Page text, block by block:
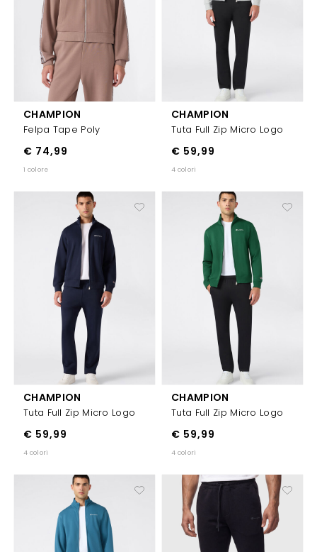
CHAMPION
Felpa Tape Poly
€ 74,99
1 colore
CHAMPION
Tuta Full Zip Micro Logo
€ 59,99
4 colori
CHAMPION
Tuta Full Zip Micro Logo
€ 59,99
4 colori
CHAMPION
Tuta Full Zip Micro Logo
€ 59,99
4 colori